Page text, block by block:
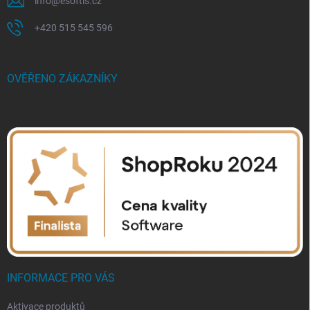
+420 515 545 596
OVĚŘENO ZÁKAZNÍKY
INFORMACE PRO VÁS
Aktivace produktů